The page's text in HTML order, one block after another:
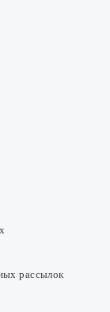
рассылок